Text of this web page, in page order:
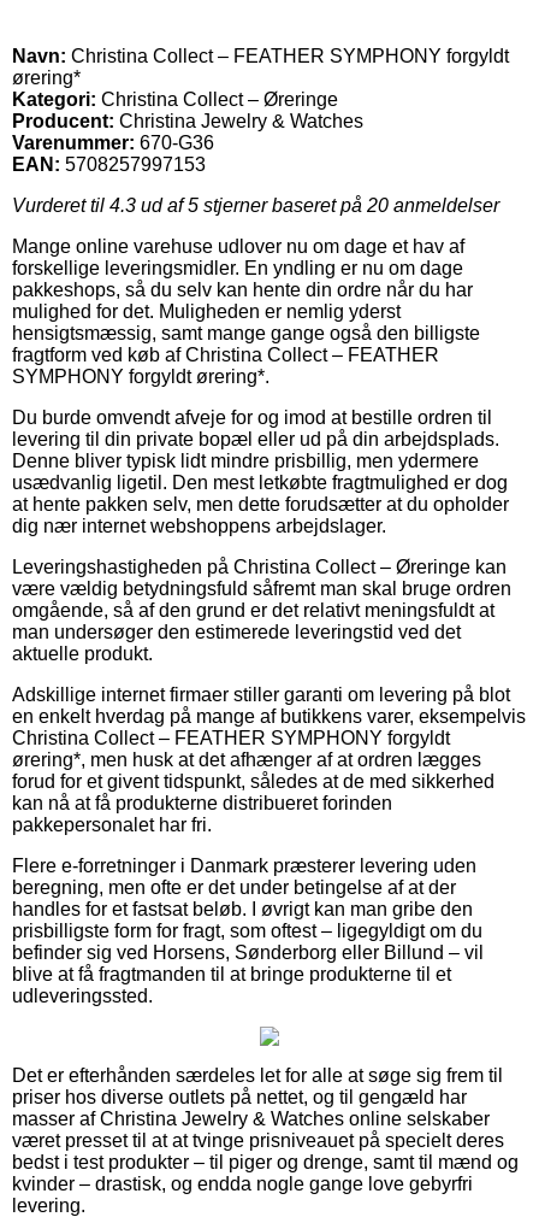
Navn: Christina Collect – FEATHER SYMPHONY forgyldt
ørering*
Kategori: Christina Collect – Øreringe
Producent: Christina Jewelry & Watches
Varenummer: 670-G36
EAN: 5708257997153
Vurderet til 4.3 ud af 5 stjerner baseret på 20 anmeldelser
Mange online varehuse udlover nu om dage et hav af
forskellige leveringsmidler. En yndling er nu om dage
pakkeshops, så du selv kan hente din ordre når du har
mulighed for det. Muligheden er nemlig yderst
hensigtsmæssig, samt mange gange også den billigste
fragtform ved køb af Christina Collect – FEATHER
SYMPHONY forgyldt ørering*.
Du burde omvendt afveje for og imod at bestille ordren til
levering til din private bopæl eller ud på din arbejdsplads.
Denne bliver typisk lidt mindre prisbillig, men ydermere
usædvanlig ligetil. Den mest letkøbte fragtmulighed er dog
at hente pakken selv, men dette forudsætter at du opholder
dig nær internet webshoppens arbejdslager.
Leveringshastigheden på Christina Collect – Øreringe kan
være vældig betydningsfuld såfremt man skal bruge ordren
omgående, så af den grund er det relativt meningsfuldt at
man undersøger den estimerede leveringstid ved det
aktuelle produkt.
Adskillige internet firmaer stiller garanti om levering på blot
en enkelt hverdag på mange af butikkens varer, eksempelvis
Christina Collect – FEATHER SYMPHONY forgyldt
ørering*, men husk at det afhænger af at ordren lægges
forud for et givent tidspunkt, således at de med sikkerhed
kan nå at få produkterne distribueret forinden
pakkepersonalet har fri.
Flere e-forretninger i Danmark præsterer levering uden
beregning, men ofte er det under betingelse af at der
handles for et fastsat beløb. I øvrigt kan man gribe den
prisbilligste form for fragt, som oftest – ligegyldigt om du
befinder sig ved Horsens, Sønderborg eller Billund – vil
blive at få fragtmanden til at bringe produkterne til et
udleveringssted.
Det er efterhånden særdeles let for alle at søge sig frem til
priser hos diverse outlets på nettet, og til gengæld har
masser af Christina Jewelry & Watches online selskaber
været presset til at at tvinge prisniveauet på specielt deres
bedst i test produkter – til piger og drenge, samt til mænd og
kvinder – drastisk, og endda nogle gange love gebyrfri
levering.